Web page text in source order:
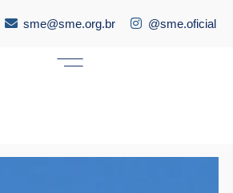
sme@sme.org.br @sme.oficial